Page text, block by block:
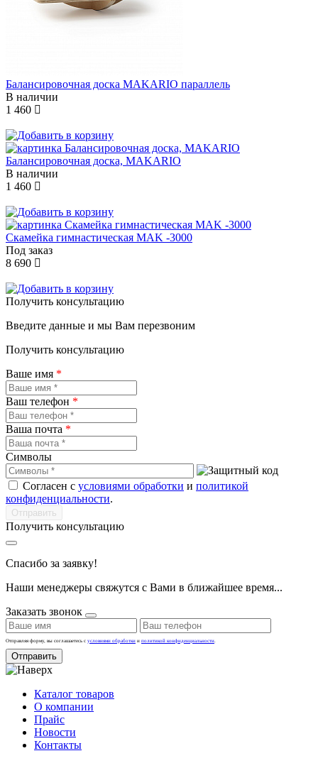
Балансировочная доска MAKARIO параллель
В наличии
1 460
Балансировочная доска, MAKARIO
В наличии
1 460
Скамейка гимнастическая MAK -3000
Под заказ
8 690
Получить консультацию
Введите данные и мы Вам перезвоним
Получить консультацию
Ваше имя *
Ваш телефон *
Ваша почта *
Символы
Согласен с условиями обработки и политикой
конфиденциальности.
Получить консультацию
Спасибо за заявку!
Наши менеджеры свяжутся с Вами в ближайшее время...
Заказать звонок
Отправляя форму, вы соглашаетесь с условиями обработки и политикой конфиденциальности.
Отправить
Каталог товаров
О компании
Прайс
Новости
Контакты